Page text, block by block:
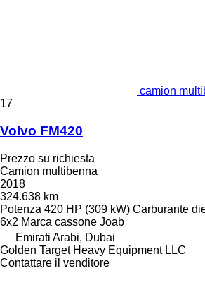
camion
17
Volvo FM420
Prezzo su richiesta
Camion multibenna
2018
324.638 km
Potenza 420 HP (309 kW) Carburante
6x2 Marca cassone Joab
Emirati Arabi, Dubai
Golden Target Heavy Equipment LLC
Contattare il venditore